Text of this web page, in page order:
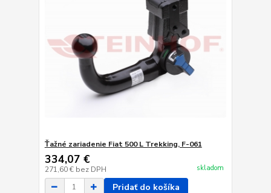
Ťažné zariadenie Fiat 500 L Trekking, F-061
334,07 €
271,60 € bez DPH skladom
Pridať do košíka